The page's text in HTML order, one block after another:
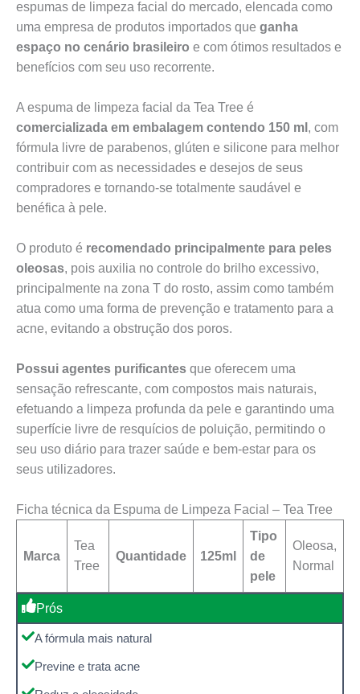
espumas de limpeza facial do mercado, elencada como
uma empresa de produtos importados que ganha
espaço no cenário brasileiro e com ótimos resultados e
benefícios com seu uso recorrente.
A espuma de limpeza facial da Tea Tree é
comercializada em embalagem contendo 150 ml , com
fórmula livre de parabenos, glúten e silicone para melhor
contribuir com as necessidades e desejos de seus
compradores e tornando-se totalmente saudável e
benéfica à pele.
O produto é recomendado principalmente para peles
oleosas, pois auxilia no controle do brilho excessivo,
principalmente na zona T do rosto, assim como também
atua como uma forma de prevenção e tratamento para a
acne, evitando a obstrução dos poros.
Possui agentes purificantes que oferecem uma
sensação refrescante, com compostos mais naturais,
efetuando a limpeza profunda da pele e garantindo uma
superfície livre de resquícios de poluição, permitindo o
seu uso diário para trazer saúde e bem-estar para os
seus utilizadores.
Ficha técnica da Espuma de Limpeza Facial – Tea Tree
Marca
Tea
Tree
Quantidade 125ml
Tipo
de
pele
Oleosa,
Normal
Prós
A fórmula mais natural
Previne e trata acne